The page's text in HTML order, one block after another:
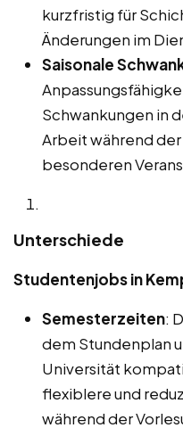
kurzfristig für
Änderungen im
Saisonale
Schwankungen in
Arbeit während
besonderen
Unterschiede
Studentenjobs in
Semesterzeiten:
dem Stundenplan
Universität
flexiblere und
während der